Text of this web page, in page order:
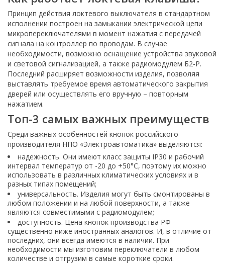
Принцип действия локтевого выключателя в стандартном
исполнении построен на замыкании электрической цепи
микропереключателями в момент нажатия с передачей
сигнала на контроллер по проводам. В случае
необходимости, возможно оснащение устройства звуковой
и световой сигнализацией, а также радиомодулем Б2-Р.
Последний расширяет возможности изделия, позволяя
выставлять требуемое время автоматического закрытия
дверей или осуществлять его вручную – повторным
нажатием.
Топ-3 самых важных преимуществ
Среди важных особенностей кнопок российского
производителя НПО «Электроавтоматика» выделяются:
надежность. Они имеют класс защиты IP30 и рабочий
интервал температур от -20 до +50°С, поэтому их можно
использовать в различных климатических условиях и в
разных типах помещений;
универсальность. Изделия могут быть смонтированы в
любом положении и на любой поверхности, а также
являются совместимыми с радиомодулем;
доступность. Цена кнопок производства РФ
существенно ниже иностранных аналогов. И, в отличие от
последних, они всегда имеются в наличии. При
необходимости мы изготовим переключатели в любом
количестве и отгрузим в самые короткие сроки.